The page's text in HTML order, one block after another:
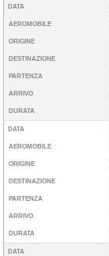
DATA
AEROMOBILE
ORIGINE
DESTINAZIONE
PARTENZA
ARRIVO
DURATA
DATA
AEROMOBILE
ORIGINE
DESTINAZIONE
PARTENZA
ARRIVO
DURATA
DATA